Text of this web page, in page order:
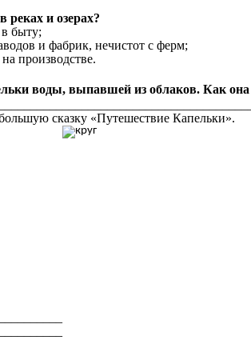
реках и озерах?
быту;
и фабрик, нечистот с ферм;
производстве.
воды, выпавшей из облаков. Как
сказку «Путешествие Капельки».